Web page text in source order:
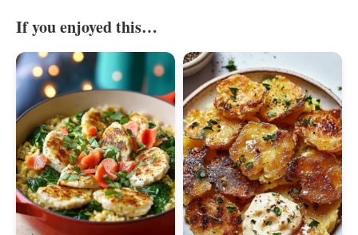
If you enjoyed this…